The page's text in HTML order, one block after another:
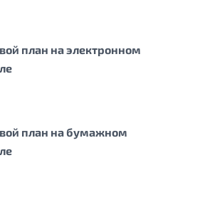
план на электронном
план на бумажном